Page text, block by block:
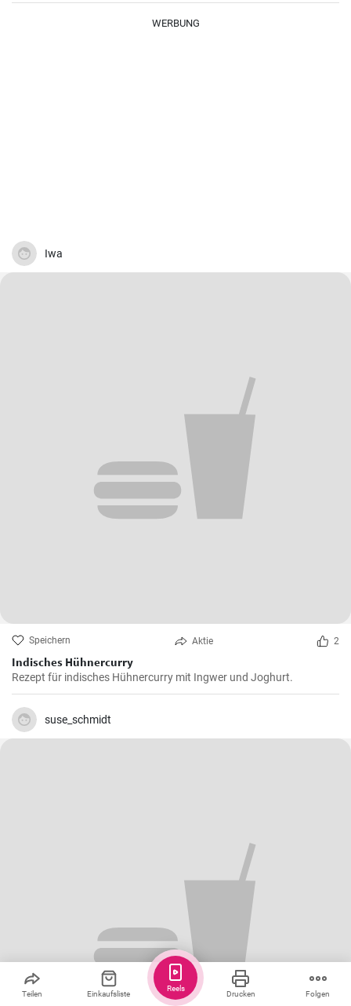
WERBUNG
Iwa
Speichern Aktie 2
Indisches Hühnercurry
Rezept für indisches Hühnercurry mit Ingwer und Joghurt.
suse_schmidt
Teilen Einkaufsliste Drucken Folgen
Reels